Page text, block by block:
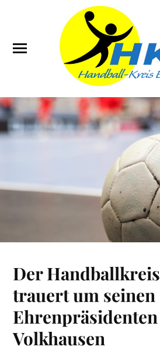
Der
trauert um seinen
Volkhausen